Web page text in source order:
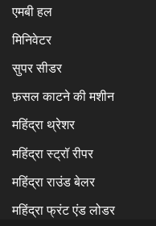
एमबी हल
मिनिवेटर
सुपर सीडर
फ़सल काटने की मशीन
महिंद्रा थ्रेशर
महिंद्रा स्ट्रॉ रीपर
महिंद्रा राउंड बेलर
महिंद्रा फ्रंट एंड लोडर